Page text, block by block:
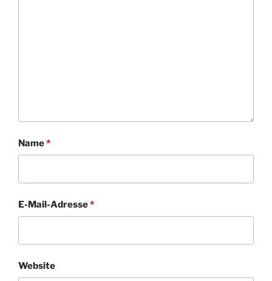
Name*
E-Mail-Adresse*
Website